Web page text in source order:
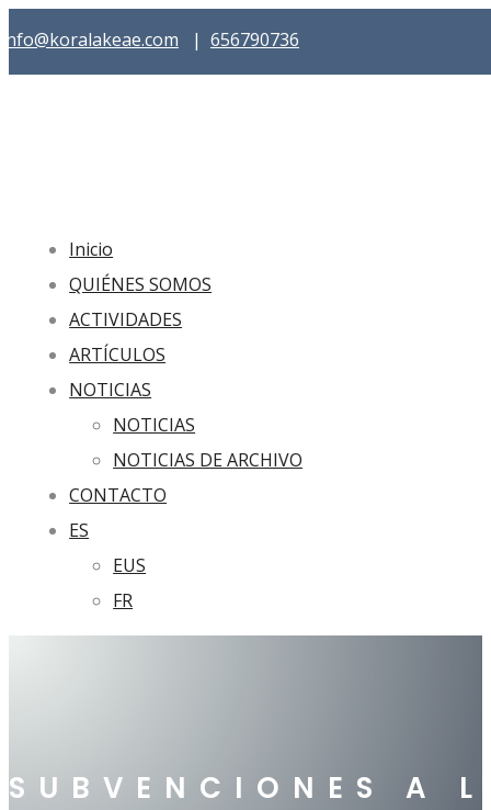
info@koralakeae.com | 656790736
Inicio
QUIÉNES SOMOS
ACTIVIDADES
ARTÍCULOS
NOTICIAS
NOTICIAS
NOTICIAS DE ARCHIVO
CONTACTO
ES
EUS
FR
SUBVENCIONES A